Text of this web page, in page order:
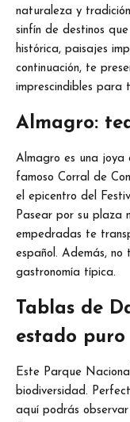
naturaleza y
sinfín de destinos
histórica, paisajes
continuación, te
imprescindibles para
Almagro:
Almagro es una joya
famoso Corral de
el epicentro del
Pasear por su plaza
empedradas te
español. Además, no
gastronomía típica.
Tablas de
estado puro
Este Parque
biodiversidad.
aquí podrás